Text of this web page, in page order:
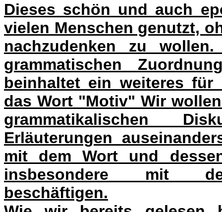
Dieses schön und auch
vielen Menschen genutzt,
nachzudenken zu
grammatischen
beinhaltet ein weiteres
das Wort "Motiv" Wir
grammatikalischen
Erläuterungen
mit dem Wort und
insbesondere mit
beschäftigen.